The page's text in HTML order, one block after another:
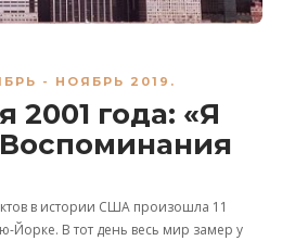
- НОЯБРЬ 2019.
2001 года: «Я
в истории США произошла 11
Йорке. В тот день весь мир замер у